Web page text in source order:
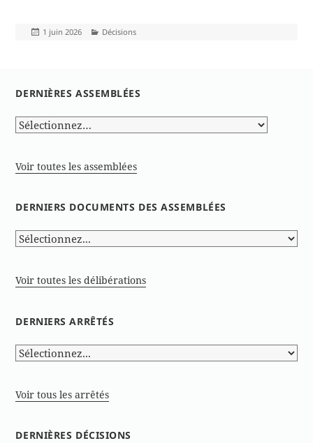
Publié
1 juin 2026 Catégories
Décisions
DERNIÈRES ASSEMBLÉES
Voir toutes les assemblées
DERNIERS DOCUMENTS DES ASSEMBLÉES
Voir toutes les délibérations
DERNIERS ARRÊTÉS
Voir tous les arrêtés
DERNIÈRES DÉCISIONS